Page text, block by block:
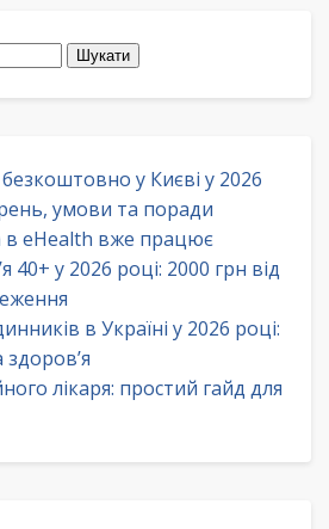
у Києві у 2026
умови та поради
в eHealth вже працює
40+ у 2026 році: 2000 грн від
в Україні у 2026 році:
лікаря: простий гайд для